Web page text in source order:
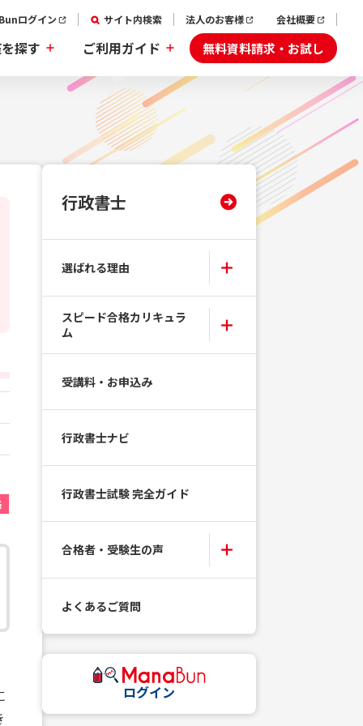
ログイン サイト内検索 法人のお客様 会社概要
探す ご利用ガイド 無料資料請求・お試し
行政書士
選ばれる理由
スピード合格カリキュラ
ム
受講料・お申込み
行政書士ナビ
行政書士試験 完全ガイド
合格者・受験生の声
よくあるご質問
ログイン